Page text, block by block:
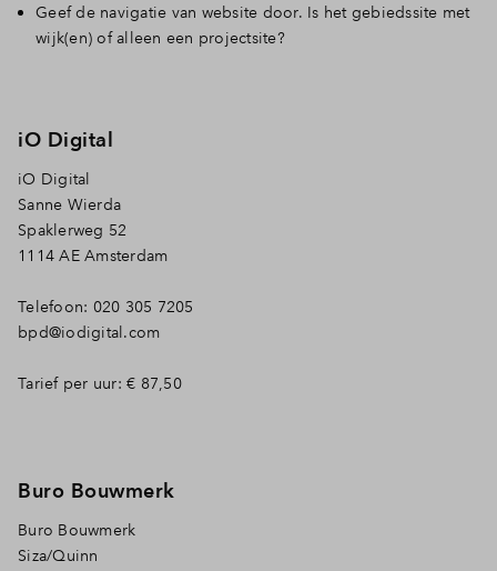
Geef de navigatie van website door. Is het gebiedssite met
wijk(en) of alleen een projectsite?
iO Digital
iO Digital
Sanne Wierda
Spaklerweg 52
1114 AE Amsterdam
Telefoon: 020 305 7205
bpd@iodigital.com
Tarief per uur: € 87,50
Buro Bouwmerk
Buro Bouwmerk
Siza/Quinn